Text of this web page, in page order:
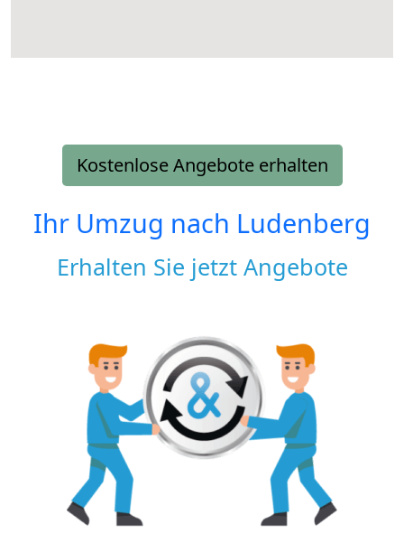
Kostenlose Angebote erhalten
Ihr Umzug nach Ludenberg
Erhalten Sie jetzt Angebote